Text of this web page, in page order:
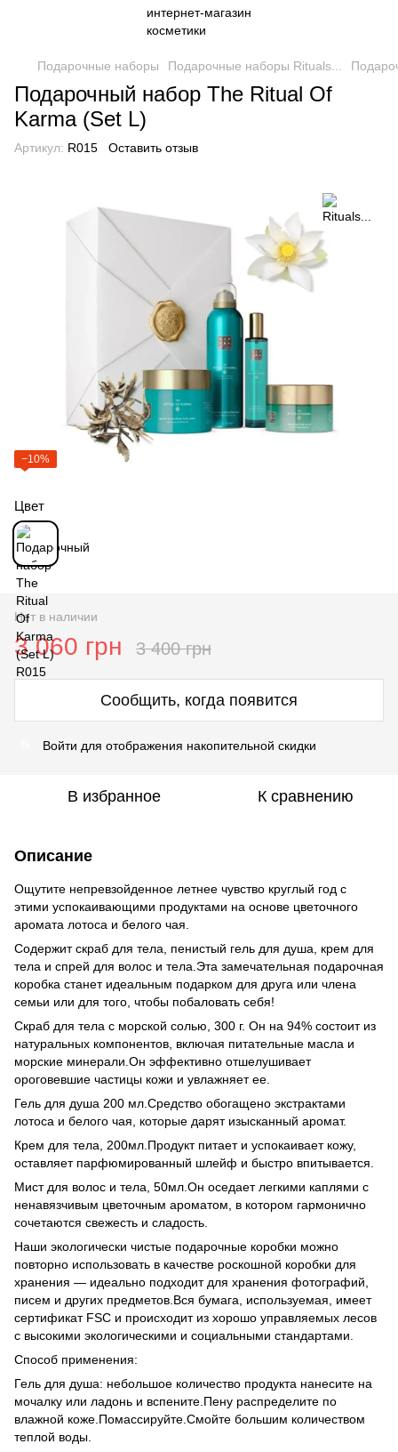
Подарочные наборы Подарочные наборы Rituals...
Подарочный набор The Ritual Of
Karma (Set L)
Артикул: R015 Оставить отзыв
−10%
Цвет
Нет в наличии
3 060 грн 3 400 грн
Сообщить, когда появится
Войти для отображения накопительной скидки
В избранное К сравнению
Описание
Ощутите непревзойденное летнее чувство круглый год с
этими успокаивающими продуктами на основе цветочного
аромата лотоса и белого чая.
Содержит скраб для тела, пенистый гель для душа, крем для
тела и спрей для волос и тела.Эта замечательная подарочная
коробка станет идеальным подарком для друга или члена
семьи или для того, чтобы побаловать себя!
Скраб для тела с морской солью, 300 г. Он на 94% состоит из
натуральных компонентов, включая питательные масла и
морские минерали.Он эффективно отшелушивает
ороговевшие частицы кожи и увлажняет ее.
Гель для душа 200 мл.Средство обогащено экстрактами
лотоса и белого чая, которые дарят изысканный аромат.
Крем для тела, 200мл.Продукт питает и успокаивает кожу,
оставляет парфюмированный шлейф и быстро впитывается.
Мист для волос и тела, 50мл.Он оседает легкими каплями с
ненавязчивым цветочным ароматом, в котором гармонично
сочетаются свежесть и сладость.
Наши экологически чистые подарочные коробки можно
повторно использовать в качестве роскошной коробки для
хранения — идеально подходит для хранения фотографий,
писем и других предметов.Вся бумага, используемая, имеет
сертификат FSC и происходит из хорошо управляемых лесов
с высокими экологическими и социальными стандартами.
Способ применения:
Гель для душа: небольшое количество продукта нанесите на
мочалку или ладонь и вспените.Пену распределите по
влажной коже.Помассируйте.Смойте большим количеством
теплой воды.